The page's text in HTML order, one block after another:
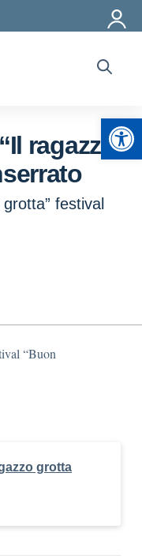
ragazzo
festival
“Buon
grotta